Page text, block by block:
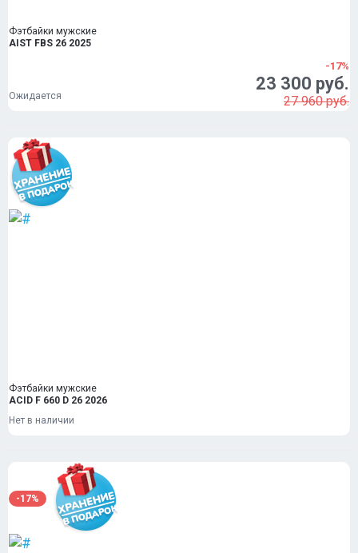
Фэтбайки мужские
AIST FBS 26 2025
Ожидается
-17%
23 300 руб.
27 960 руб.
Фэтбайки мужские
ACID F 660 D 26 2026
Нет в наличии
-17%